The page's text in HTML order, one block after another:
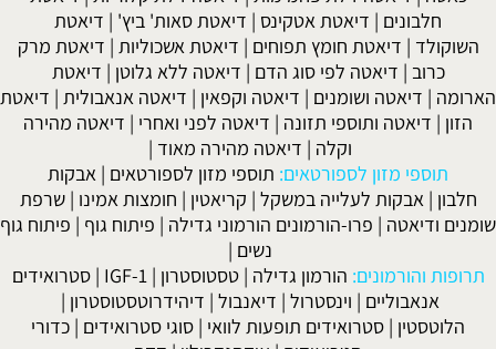
חלבונים | דיאטת אטקינס | דיאטת סאות' ביץ' | דיאטת
השוקולד | דיאטת חומץ תפוחים | דיאטת אשכוליות | דיאטת מרק
כרוב | דיאטה לפי סוג הדם | דיאטה ללא גלוטן | דיאטת
הארומה | דיאטה ושומנים | דיאטה וקפאין | דיאטה אנאבולית | דיאטת
הזון | דיאטה ותוספי תזונה | דיאטה לפני ואחרי | דיאטה מהירה
וקלה | דיאטה מהירה מאוד |
תוספי מזון לספורטאים: תוספי מזון לספורטאים | אבקות
חלבון | אבקות לעלייה במשקל | קריאטין | חומצות אמינו |שרפת
שומנים ודיאטה | פרו-הורמונים הורמוני גדילה | פיתוח גוף | פיתוח גוף
נשים |
תרופות והורמונים: הורמון גדילה |טסטוסטרון |
IGF-1
|סטרואידים
אנאבוליים | וינסטרול | דיאנבול | דיהידרוטסטוסטרון |
הלוטסטין | סטרואידים תופעות לוואי | סוגי סטרואידים | כדורי